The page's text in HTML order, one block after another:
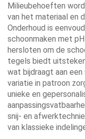
Milieubehoeften
van het materiaal en
Onderhoud is
schoonmaken met
hersloten om de
tegels biedt
wat bijdraagt aan
variatie in patroon
unieke en
snij- en
van klassieke